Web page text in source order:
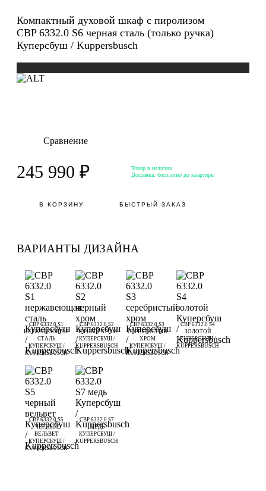
Компактный духовой шкаф с пиролизом
CBP 6332.0 S6 черная сталь (только ручка)
Куперсбуш / Kuppersbusch
ВАРИАНТЫ ДИЗАЙНА
CBP 6332.0 S1
НЕРЖАВЕЮЩАЯ
СТАЛЬ
КУПЕРСБУШ /
KUPPERSBUSCH
CBP 6332.0 S2
ЧЕРНЫЙ ХРОМ
КУПЕРСБУШ /
KUPPERSBUSCH
CBP 6332.0 S3
СЕРЕБРИСТЫЙ
ХРОМ
КУПЕРСБУШ /
KUPPERSBUSCH
CBP 6332.0 S4
ЗОЛОТОЙ
КУПЕРСБУШ /
KUPPERSBUSCH
CBP 6332.0 S5
ЧЕРНЫЙ
ВЕЛЬВЕТ
КУПЕРСБУШ /
KUPPERSBUSCH
CBP 6332.0 S7
МЕДЬ
КУПЕРСБУШ /
KUPPERSBUSCH
Сравнение
245 990 ₽
Товар в наличии
Доставка: бесплатно до квартиры
В КОРЗИНУ БЫСТРЫЙ ЗАКАЗ